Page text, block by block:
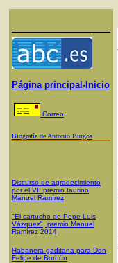
Página principal-Inicio
Correo
Biografía de Antonio Burgos
Discurso de agradecimiento
por el VII premio taurino
Manuel Ramírez
"El cartucho de Pepe Luis
Vázquez", premio Manuel
Ramírez 2014
Habanera gaditana para Don
Felipe de Borbón